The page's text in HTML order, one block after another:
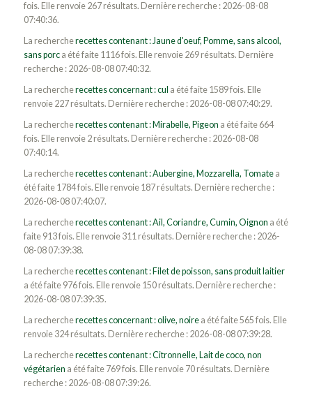
fois. Elle renvoie 267 résultats. Dernière recherche : 2026-08-08
07:40:36.
La rechercherecettes contenant : Jaune d'oeuf, Pomme, sans alcool,
sans porca été faite 1116 fois. Elle renvoie 269 résultats. Dernière
recherche : 2026-08-08 07:40:32.
La rechercherecettes concernant : cul a été faite 1589 fois. Elle
renvoie 227 résultats. Dernière recherche : 2026-08-08 07:40:29.
La rechercherecettes contenant : Mirabelle, Pigeon a été faite 664
fois. Elle renvoie 2 résultats. Dernière recherche : 2026-08-08
07:40:14.
La rechercherecettes contenant : Aubergine, Mozzarella, Tomatea
été faite 1784 fois. Elle renvoie 187 résultats. Dernière recherche :
2026-08-08 07:40:07.
La rechercherecettes contenant : Ail, Coriandre, Cumin, Oignon a été
faite 913 fois. Elle renvoie 311 résultats. Dernière recherche : 2026-
08-08 07:39:38.
La rechercherecettes contenant : Filet de poisson, sans produit laitier
a été faite 976 fois. Elle renvoie 150 résultats. Dernière recherche :
2026-08-08 07:39:35.
La rechercherecettes concernant : olive, noirea été faite 565 fois. Elle
renvoie 324 résultats. Dernière recherche : 2026-08-08 07:39:28.
La rechercherecettes contenant : Citronnelle, Lait de coco, non
végétarien a été faite 769 fois. Elle renvoie 70 résultats. Dernière
recherche : 2026-08-08 07:39:26.